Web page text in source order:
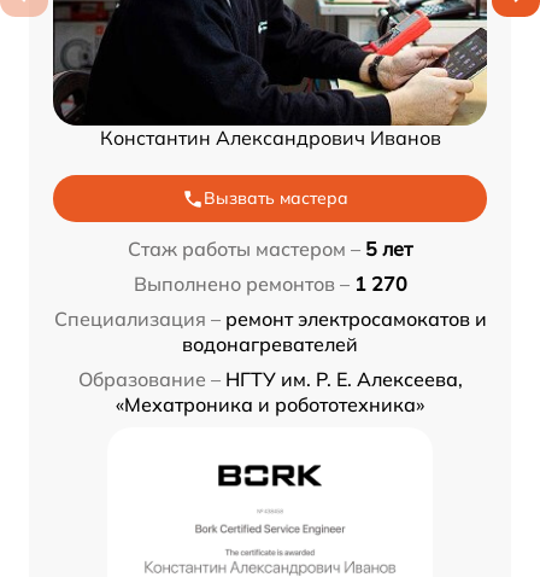
Константин Александрович Иванов
Вызвать мастера
Стаж работы мастером – 5 лет
Выполнено ремонтов – 1 270
Специализация – ремонт электросамокатов и
водонагревателей
Образование – НГТУ им. Р. Е. Алексеева,
«Мехатроника и робототехника»